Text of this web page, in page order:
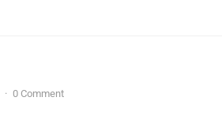
· 0 Comment